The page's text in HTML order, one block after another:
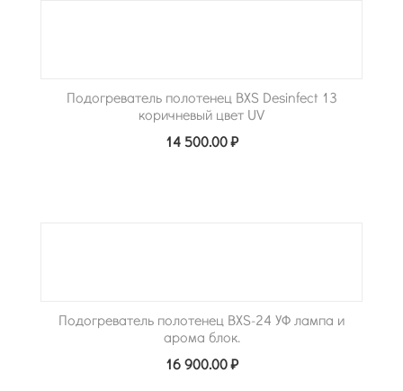
Подогреватель полотенец BXS Desinfect 13
коричневый цвет UV
14 500.00₽
Подогреватель полотенец BXS-24 УФ лампа и
арома блок.
16 900.00₽